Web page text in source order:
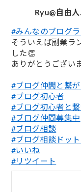
;
Ryu@自由
#みんなのブログ
そういえば副業ラ
した👏
ありがとうござい
#ブログ仲間と繋
#ブログ初心者
#ブログ初心者と
#ブログ仲間募集中
#ブログ相談
#ブログ相談ドッ
#いいね
#リツイート